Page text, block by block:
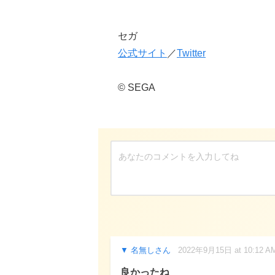
セガ
公式サイト ／Twitter
© SEGA
名無しさん 2022年9月15日 at 10:12
良かったね